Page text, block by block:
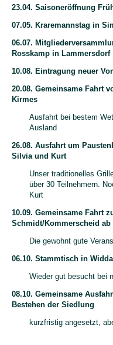
23.04. Saisoneröffnung
07.05. Kraremannstag in
06.07.
Rosskamp in Lammersdorf
10.08. Eintragung neuer
20.08. Gemeinsame Fahrt
Kirmes
Ausfahrt bei bestem
Ausland
26.08. Ausfahrt um
Silvia und Kurt
Unser traditionelles
über 30 Teilnehmern.
Kurt
10.09. Gemeinsame Fahrt
Schmidt/Kommerscheid ab
Die gewohnt gute
06.10. Stammtisch in
Wieder gut besucht bei
08.10. Gemeinsame
Bestehen der Siedlung
kurzfristig angesetzt,